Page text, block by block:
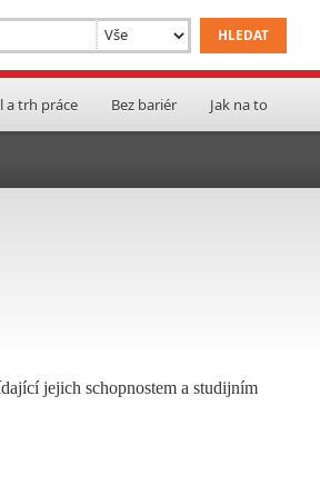
a trh práce Bez bariér Jak na to
jejich schopnostem a studijním